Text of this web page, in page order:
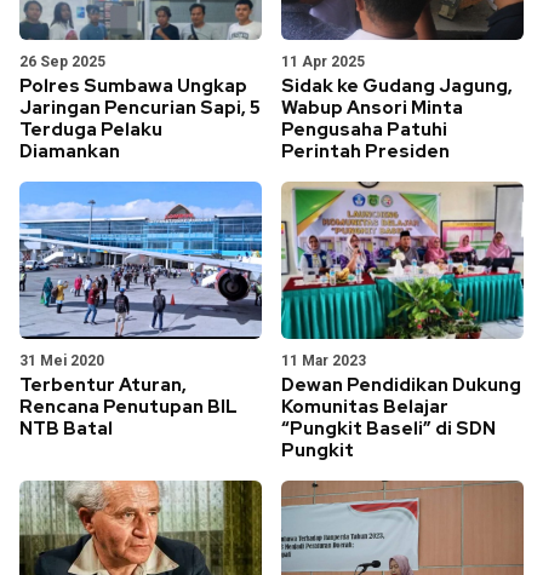
26 Sep 2025
Polres Sumbawa Ungkap
Jaringan Pencurian Sapi, 5
Terduga Pelaku
Diamankan
11 Apr 2025
Sidak ke Gudang Jagung,
Wabup Ansori Minta
Pengusaha Patuhi
Perintah Presiden
31 Mei 2020
Terbentur Aturan,
Rencana Penutupan BIL
NTB Batal
11 Mar 2023
Dewan Pendidikan Dukung
Komunitas Belajar
“Pungkit Baseli” di SDN
Pungkit